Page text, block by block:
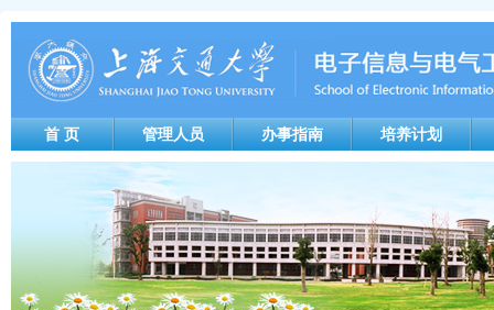
首 页 管理人员 办事指南 培养计划